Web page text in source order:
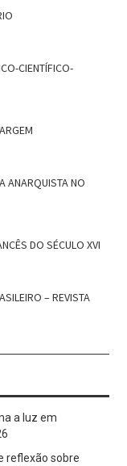
CIENTÍFICO-
ANARQUISTA NO
DO SÉCULO XVI
– REVISTA
a luz em
reflexão sobre